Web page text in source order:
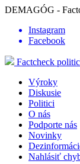
DEMAGÓG -
Instagram
Facebook
Factcheck
Výroky
Diskusie
Politici
O nás
Podporte nás
Novinky
Nahlásiť